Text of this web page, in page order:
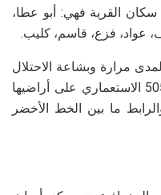
سكان القرية فهي: أبو عطا،
عواد، فزع، قاسم، كليب.
مرارة وبشاعة الاحتلال
الإسرائيلي، حيث أقيم طريق رقم 505 الاستعماري على أراضيها
ما بين الخط الأخضر